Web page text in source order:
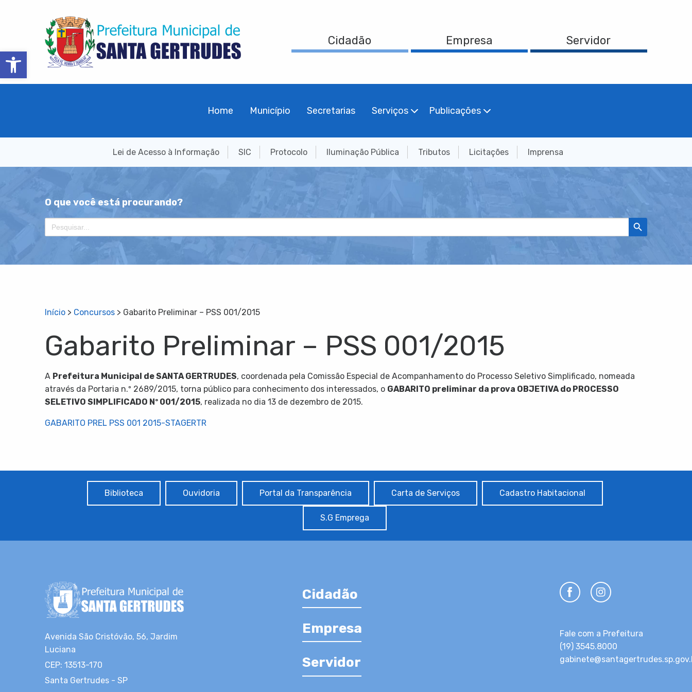
Barra de Ferramentas Aberta
Cidadão Empresa Servidor
Home Município Secretarias Serviços Publicações
Lei de Acesso à Informação SIC Protocolo Iluminação Pública Tributos Licitações Imprensa
O que você está procurando?
Search
for:
Search Button
Início > Concursos > Gabarito Preliminar – PSS 001/2015
Gabarito Preliminar – PSS 001/2015
A Prefeitura Municipal de SANTA GERTRUDES, coordenada pela Comissão Especial de Acompanhamento do Processo Seletivo Simplificado, nomeada
através da Portaria n.º 2689/2015, torna público para conhecimento dos interessados, o GABARITO preliminar da prova OBJETIVA do PROCESSO
SELETIVO SIMPLIFICADO Nº 001/2015, realizada no dia 13 de dezembro de 2015.
GABARITO PREL PSS 001 2015-STAGERTR
Biblioteca Ouvidoria Portal da Transparência Carta de Serviços Cadastro Habitacional
S.G Emprega
Avenida São Cristóvão, 56, Jardim
Luciana
CEP: 13513-170
Santa Gertrudes - SP
Cidadão
Empresa
Servidor
Fale com a Prefeitura
(19) 3545.8000